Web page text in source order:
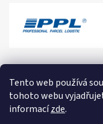
Tento web používá
tohoto webu
informacízde.